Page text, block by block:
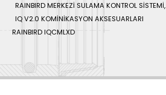
RAINBIRD MERKEZİ SULAMA KONTROL SİSTEMİ,
IQ V2.0 KOMİNİKASYON AKSESUARLARI
RAINBIRD IQCMLXD